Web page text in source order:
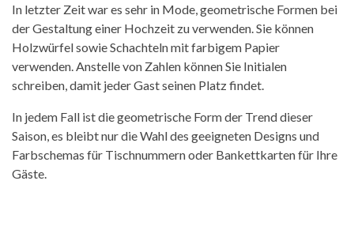
In letzter Zeit war es sehr in Mode, geometrische Formen bei
der Gestaltung einer Hochzeit zu verwenden. Sie können
Holzwürfel sowie Schachteln mit farbigem Papier
verwenden. Anstelle von Zahlen können Sie Initialen
schreiben, damit jeder Gast seinen Platz findet.
In jedem Fall ist die geometrische Form der Trend dieser
Saison, es bleibt nur die Wahl des geeigneten Designs und
Farbschemas für Tischnummern oder Bankettkarten für Ihre
Gäste.